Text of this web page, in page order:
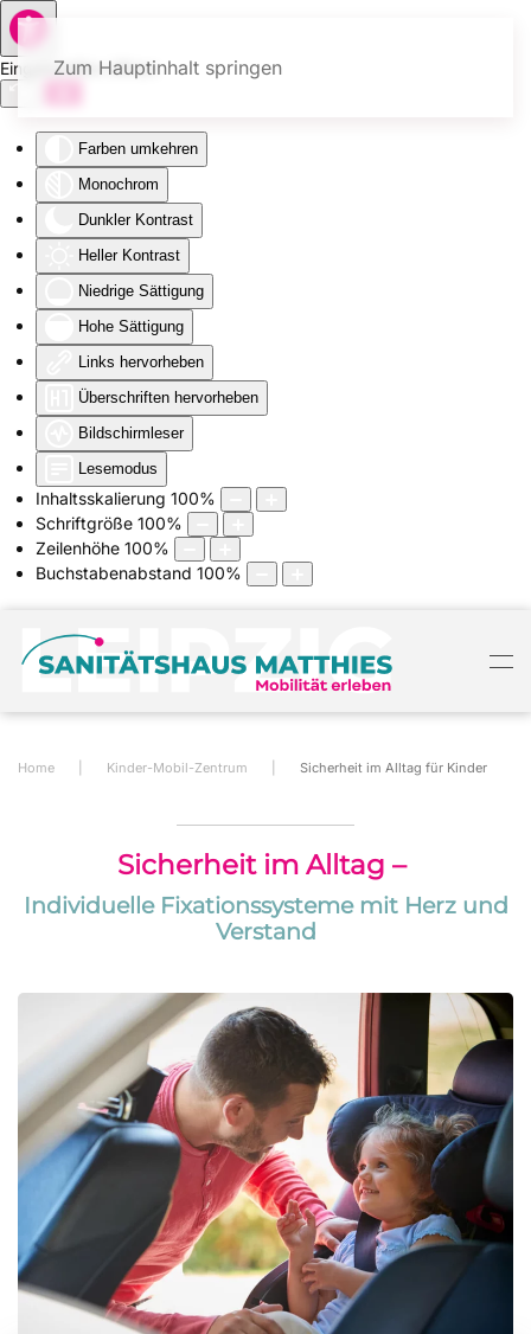
Eingabehilfen öffnen
Farben umkehren
Monochrom
Dunkler Kontrast
Heller Kontrast
Niedrige Sättigung
Hohe Sättigung
Links hervorheben
Überschriften hervorheben
Bildschirmleser
Lesemodus
Inhaltsskalierung 100%
Schriftgröße 100%
Zeilenhöhe 100%
Buchstabenabstand 100%
Zum Hauptinhalt springen
Home Kinder-Mobil-Zentrum Sicherheit im Alltag für Kinder
Sicherheit im Alltag –
Individuelle Fixationssysteme mit Herz und
Verstand